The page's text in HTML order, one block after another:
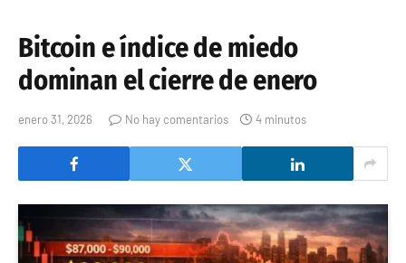
Bitcoin e índice de miedo
dominan el cierre de enero
enero 31, 2026 No hay comentarios 4 minutos